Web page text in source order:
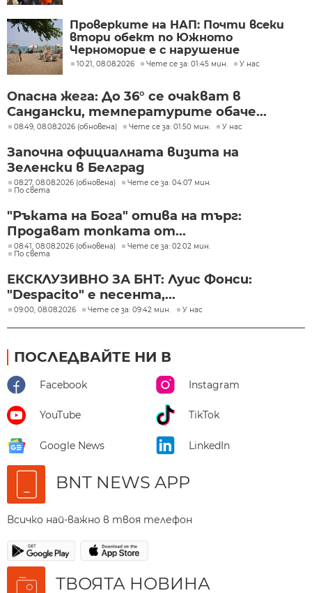
Проверките на НАП: Почти всеки
втори обект по Южното
Черноморие е с нарушение
10:21, 08.08.2026 Чете се за: 01:45 мин. У нас
Опасна жега: До 36° се очакват в
Сандански, температурите обаче...
08:49, 08.08.2026 (обновена) Чете се за: 01:50 мин. У нас
Започна официалната визита на
Зеленски в Белград
08:27, 08.08.2026 (обновена)
Чете се за: 04:07 мин.
По света
"Ръката на Бога" отива на търг:
Продават топката от...
08:41, 08.08.2026 (обновена)
Чете се за: 02:02 мин.
По света
ЕКСКЛУЗИВНО ЗА БНТ: Луис Фонси:
"Despacito" е песента,...
09:00, 08.08.2026 Чете се за: 09:42 мин. У нас
ПОСЛЕДВАЙТЕ НИ В
Facebook Instagram
YouTube TikTok
Google News LinkedIn
BNT NEWS APP
Всичко най-важно в твоя телефон
ТВОЯТА НОВИНА